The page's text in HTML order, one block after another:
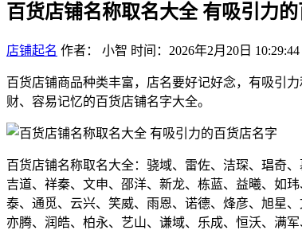
百货店铺名称取名大全 有吸引力
店铺起名 作者： 小智 时间：2026年2月20日 10:29:44
百货店铺商品种类丰富，店名要好记好念，有吸引
财、容易记忆的百货店铺名字大全。
百货店铺名称取名大全：骁域、雷佐、洁琛、琩奇
吉道、祥秦、文申、邵洋、新龙、栋蓝、益曦、如
泰、通觅、云兴、笑威、雨恩、诺德、烽彦、旭星
亦腾、润皓、柏永、艺山、谦域、乐成、恒沃、满